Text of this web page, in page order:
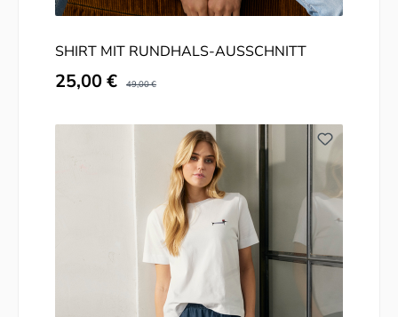
SHIRT MIT RUNDHALS-AUSSCHNITT
Verkaufspreis:
25,00 € Regulärer Preis:
49,00 €